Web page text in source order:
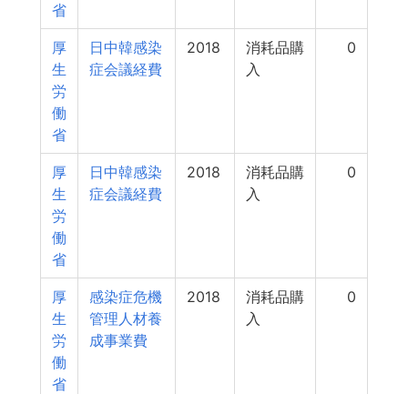
省
厚
生
労
働
省
日中韓感染
症会議経費
2018
消耗品購
入
0
厚
生
労
働
省
日中韓感染
症会議経費
2018
消耗品購
入
0
厚
生
労
働
省
感染症危機
管理人材養
成事業費
2018
消耗品購
入
0